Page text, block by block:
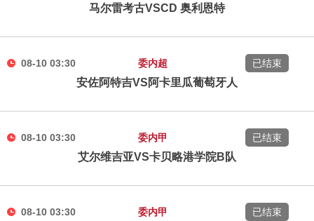
马尔雷考古VSCD 奥利恩特
08-10 03:30 委内超
安佐阿特吉VS阿卡里瓜葡萄牙人
已结束
08-10 03:30 委内甲
艾尔维吉亚VS卡贝略港学院B队
已结束
08-10 03:30 委内甲 已结束